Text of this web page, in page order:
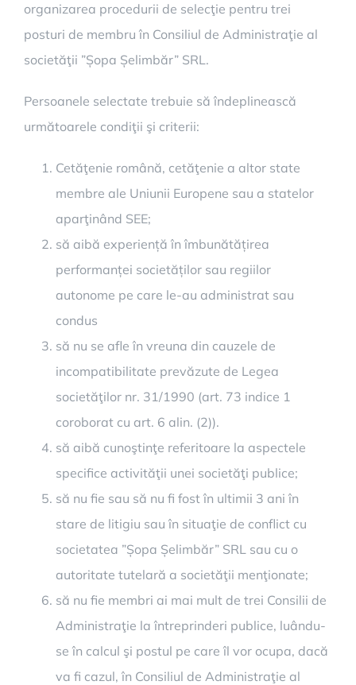
organizarea procedurii de selecţie pentru trei
posturi de membru în Consiliul de Administraţie al
societăţii ”Șopa Șelimbăr” SRL.
Persoanele selectate trebuie să îndeplinească
următoarele condiţii şi criterii:
Cetăţenie română, cetăţenie a altor state
membre ale Uniunii Europene sau a statelor
aparţinând SEE;
să aibă experiență în îmbunătățirea
performanței societăților sau regiilor
autonome pe care le-au administrat sau
condus
să nu se afle în vreuna din cauzele de
incompatibilitate prevăzute de Legea
societăţilor nr. 31/1990 (art. 73 indice 1
coroborat cu art. 6 alin. (2)).
să aibă cunoştinţe referitoare la aspectele
specifice activităţii unei societăţi publice;
să nu fie sau să nu fi fost în ultimii 3 ani în
stare de litigiu sau în situaţie de conflict cu
societatea ”Șopa Șelimbăr” SRL sau cu o
autoritate tutelară a societăţii menţionate;
să nu fie membri ai mai mult de trei Consilii de
Administraţie la întreprinderi publice, luându-
se în calcul şi postul pe care îl vor ocupa, dacă
va fi cazul, în Consiliul de Administraţie al